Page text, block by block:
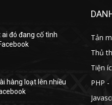
ai đó đang cố tình
hàng loạt lên nhiều
Tản
Thủ
Tiện
PHP -